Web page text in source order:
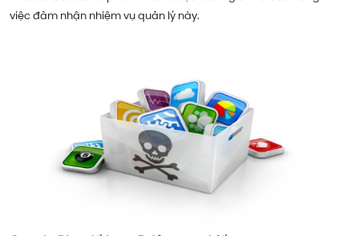
việc đảm nhận nhiệm vụ quản lý này.